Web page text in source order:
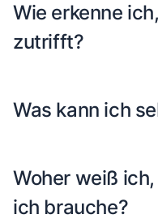
Wie erkenne
zutrifft?
Was kann ich
Woher weiß
ich brauche?